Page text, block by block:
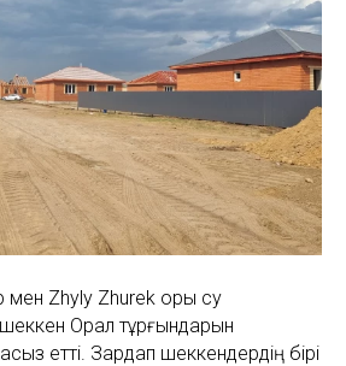
Zhyly Zhurek қоры су
Орал тұрғындарын
етті. Зардап шеккендердің бірі